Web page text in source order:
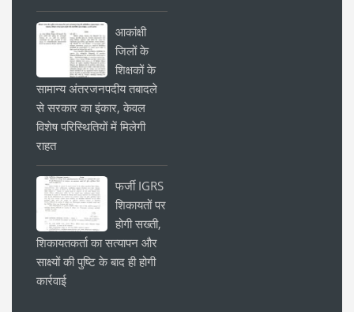
आकांक्षी
जिलों के
शिक्षकों के
सामान्य अंतरजनपदीय तबादले
से सरकार का इंकार, केवल
विशेष परिस्थितियों में मिलेगी
राहत
फर्जी IGRS
शिकायतों पर
होगी सख्ती,
शिकायतकर्ता का सत्यापन और
साक्ष्यों की पुष्टि के बाद ही होगी
कार्रवाई